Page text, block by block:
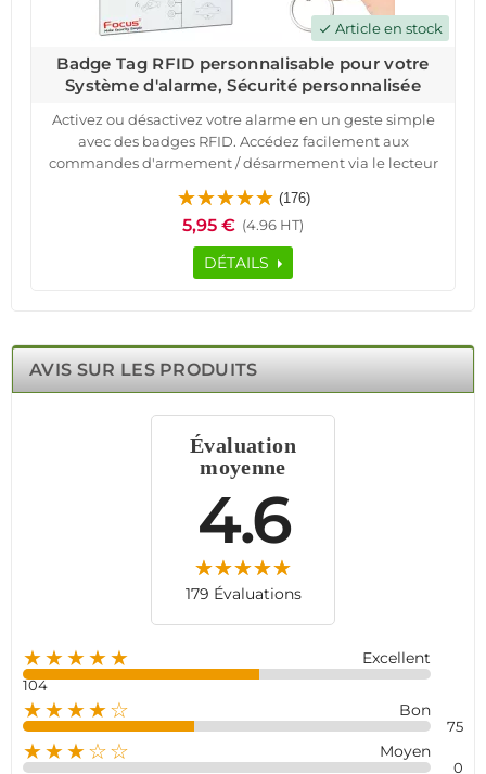
check Article en stock
Badge Tag RFID personnalisable pour votre
Système d'alarme, Sécurité personnalisée
Activez ou désactivez votre alarme en un geste simple
avec des badges RFID. Accédez facilement aux
commandes d'armement / désarmement via le lecteur
accès personnalisé, et vous recevez des SMS
personnalisés pour chaque utilisateur.
Nos systèmes sont compatibles avec une gamme
étendue de centrales d'alarme et de claviers déportés.
résidences aux locaux professionnels.
badges RFID vous permettent de contrôler votre sécurité
en toute simplicité.
(176)
5,95 € (4.96 HT)
DÉTAILS
AVIS SUR LES PRODUITS
Évaluation
moyenne
4.6
179 Évaluations
★★★★★ Excellent
104
★★★★☆ Bon
75
★★★☆☆ Moyen
0